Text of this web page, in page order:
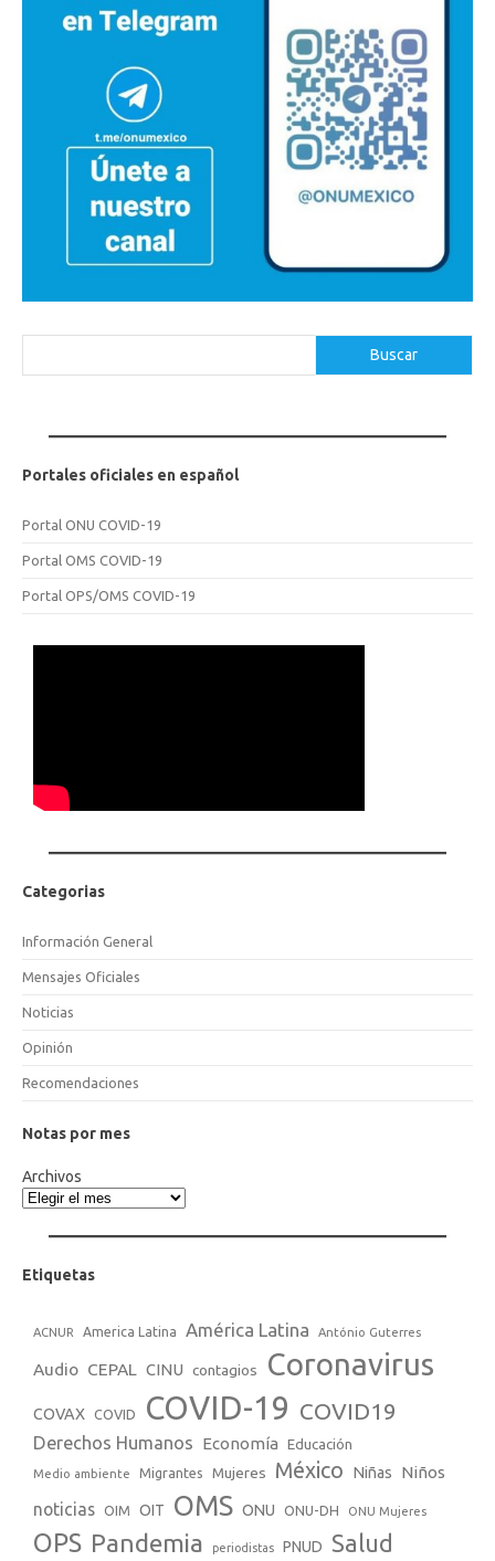
Buscar
Portales oficiales en español
Portal ONU COVID-19
Portal OMS COVID-19
Portal OPS/OMS COVID-19
Categorias
Información General
Mensajes Oficiales
Noticias
Opinión
Recomendaciones
Notas por mes
Archivos
Etiquetas
ACNUR America Latina América Latina António Guterres
Audio CEPAL CINU contagios Coronavirus
COVAX COVID COVID-19 COVID19
Derechos Humanos Economía Educación
Medio ambiente Migrantes Mujeres México Niñas Niños
noticias OIM OIT OMS ONU ONU-DH ONU Mujeres
OPS Pandemia periodistas PNUD Salud